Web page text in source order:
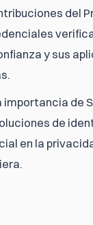
del
y sus
importancia de
de
en la